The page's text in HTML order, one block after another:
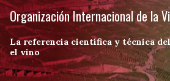
Organización Internacional de la
La referencia científica y técnica
el vino